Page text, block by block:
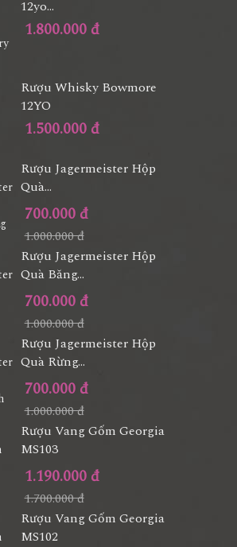
12yo...
1.800.000 đ
Rượu Whisky Bowmore
12YO
1.500.000 đ
Rượu Jagermeister Hộp
Quà...
700.000 đ
1.000.000 đ
Rượu Jagermeister Hộp
Quà Băng...
700.000 đ
1.000.000 đ
Rượu Jagermeister Hộp
Quà Rừng...
700.000 đ
1.000.000 đ
Rượu Vang Gốm Georgia
MS103
1.190.000 đ
1.700.000 đ
Rượu Vang Gốm Georgia
MS102